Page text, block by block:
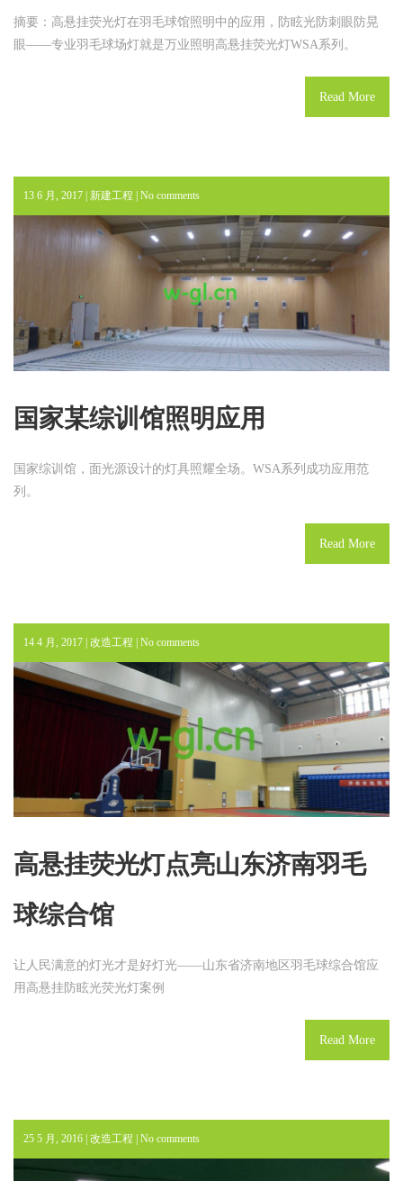
摘要：高悬挂荧光灯在羽毛球馆照明中的应用，防眩光防刺眼防晃
眼——专业羽毛球场灯就是万业照明高悬挂荧光灯WSA系列。
Read More
13 6 月, 2017 | 新建工程 No comments
国家某综训馆照明应用
国家综训馆，面光源设计的灯具照耀全场。WSA系列成功应用范
列。
Read More
14 4 月, 2017 | 改造工程 | No comments
高悬挂荧光灯点亮山东济南羽毛
球综合馆
让人民满意的灯光才是好灯光——山东省济南地区羽毛球综合馆应
用高悬挂防眩光荧光灯案例
Read More
25 5 月, 2016 | 改造工程 No comments